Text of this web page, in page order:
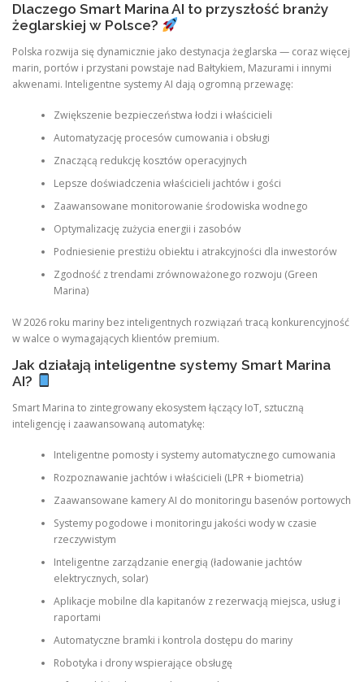
Dlaczego Smart Marina AI to przyszłość branży
żeglarskiej w Polsce?
Polska rozwija się dynamicznie jako destynacja żeglarska — coraz więcej
marin, portów i przystani powstaje nad Bałtykiem, Mazurami i innymi
akwenami. Inteligentne systemy AI dają ogromną przewagę:
Zwiększenie bezpieczeństwa łodzi i właścicieli
Automatyzację procesów cumowania i obsługi
Znaczącą redukcję kosztów operacyjnych
Lepsze doświadczenia właścicieli jachtów i gości
Zaawansowane monitorowanie środowiska wodnego
Optymalizację zużycia energii i zasobów
Podniesienie prestiżu obiektu i atrakcyjności dla inwestorów
Zgodność z trendami zrównoważonego rozwoju (Green
Marina)
W 2026 roku mariny bez inteligentnych rozwiązań tracą konkurencyjność
w walce o wymagających klientów premium.
Jak działają inteligentne systemy Smart Marina
AI?
Smart Marina to zintegrowany ekosystem łączący IoT, sztuczną
inteligencję i zaawansowaną automatykę:
Inteligentne pomosty i systemy automatycznego cumowania
Rozpoznawanie jachtów i właścicieli (LPR + biometria)
Zaawansowane kamery AI do monitoringu basenów portowych
Systemy pogodowe i monitoringu jakości wody w czasie
rzeczywistym
Inteligentne zarządzanie energią (ładowanie jachtów
elektrycznych, solar)
Aplikacje mobilne dla kapitanów z rezerwacją miejsca, usług i
raportami
Automatyczne bramki i kontrola dostępu do mariny
Robotyka i drony wspierające obsługę